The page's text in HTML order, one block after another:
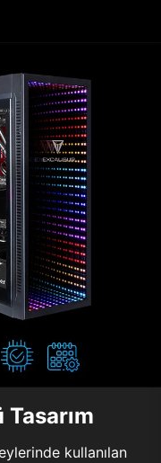
Tasarım
kullanılan